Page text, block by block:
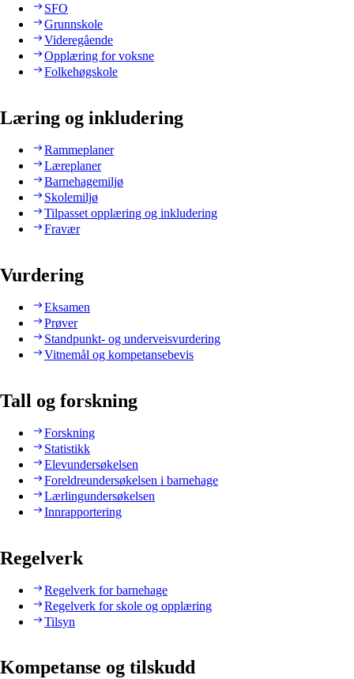
SFO
Grunnskole
Videregående
Opplæring for voksne
Folkehøgskole
Læring og inkludering
Rammeplaner
Læreplaner
Barnehagemiljø
Skolemiljø
Tilpasset opplæring og inkludering
Fravær
Vurdering
Eksamen
Prøver
Standpunkt- og underveisvurdering
Vitnemål og kompetansebevis
Tall og forskning
Forskning
Statistikk
Elevundersøkelsen
Foreldreundersøkelsen i barnehage
Lærlingundersøkelsen
Innrapportering
Regelverk
Regelverk for barnehage
Regelverk for skole og opplæring
Tilsyn
Kompetanse og tilskudd